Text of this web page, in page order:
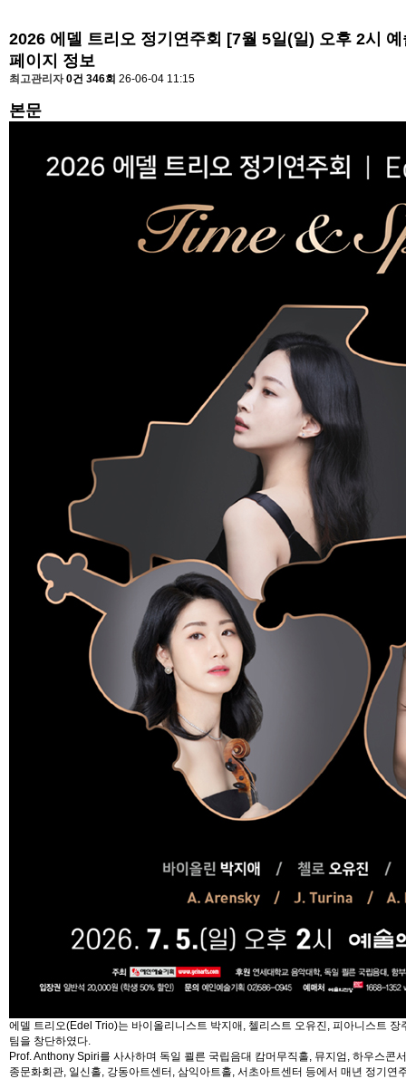
2026 에델 트리오 정기연주회 [7월 5일(일) 오후 2시
페이지 정보
최고관리자 0건 346회 26-06-04 11:15
본문
에델 트리오(Edel Trio)는 바이올리니스트 박지애, 첼리스트 오유진, 피아니스트
팀을 창단하였다.
Prof. Anthony Spiri를 사사하며 독일 쾰른 국립음대 캄머무직홀, 뮤지엄, 하우스
종문화회관, 일신홀, 강동아트센터, 삼익아트홀, 서초아트센터 등에서 매년 정기연